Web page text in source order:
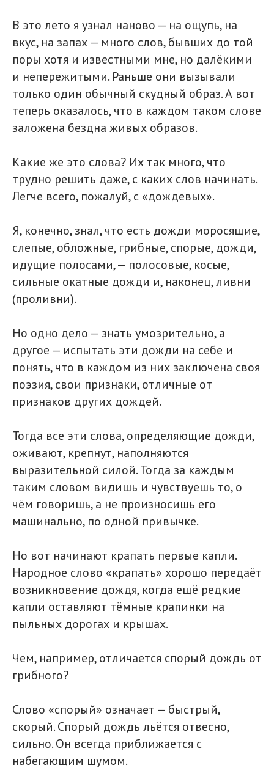
В это лето я узнал наново — на ощупь, на
вкус, на запах — много слов, бывших до той
поры хотя и известными мне, но далёкими
и непережитыми. Раньше они вызывали
только один обычный скудный образ. А вот
теперь оказалось, что в каждом таком слове
заложена бездна живых образов.
Какие же это слова? Их так много, что
трудно решить даже, с каких слов начинать.
Легче всего, пожалуй, с «дождевых».
Я, конечно, знал, что есть дожди моросящие,
слепые, обложные, грибные, спорые, дожди,
идущие полосами, — полосовые, косые,
сильные окатные дожди и, наконец, ливни
(проливни).
Но одно дело — знать умозрительно, а
другое — испытать эти дожди на себе и
понять, что в каждом из них заключена своя
поэзия, свои признаки, отличные от
признаков других дождей.
Тогда все эти слова, определяющие дожди,
оживают, крепнут, наполняются
выразительной силой. Тогда за каждым
таким словом видишь и чувствуешь то, о
чём говоришь, а не произносишь его
машинально, по одной привычке.
Но вот начинают крапать первые капли.
Народное слово «крапать» хорошо передаёт
возникновение дождя, когда ещё редкие
капли оставляют тёмные крапинки на
пыльных дорогах и крышах.
Чем, например, отличается спорый дождь от
грибного?
Слово «спорый» означает — быстрый,
скорый. Спорый дождь льётся отвесно,
сильно. Он всегда приближается с
набегающим шумом.